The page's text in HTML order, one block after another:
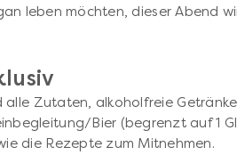
leben möchten, dieser Abend
alle Zutaten, alkoholfreie
Bier (begrenzt auf 1
die Rezepte zum Mitnehmen.